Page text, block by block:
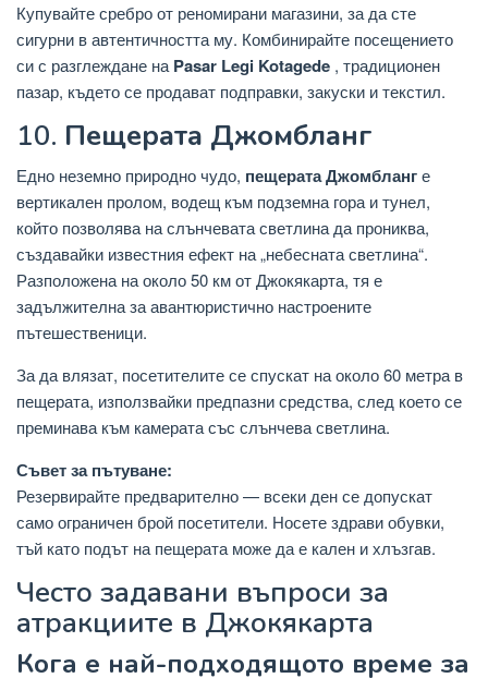
Купувайте сребро от реномирани магазини, за да сте
сигурни в автентичността му. Комбинирайте посещението
си с разглеждане на Pasar Legi Kotagede , традиционен
пазар, където се продават подправки, закуски и текстил.
10. Пещерата Джомбланг
Едно неземно природно чудо, пещерата Джомбланге
вертикален пролом, водещ към подземна гора и тунел,
който позволява на слънчевата светлина да прониква,
създавайки известния ефект на „небесната светлина“.
Разположена на около 50 км от Джокякарта, тя е
задължителна за авантюристично настроените
пътешественици.
За да влязат, посетителите се спускат на около 60 метра в
пещерата, използвайки предпазни средства, след което се
преминава към камерата със слънчева светлина.
Съвет за пътуване:
Резервирайте предварително — всеки ден се допускат
само ограничен брой посетители. Носете здрави обувки,
тъй като подът на пещерата може да е кален и хлъзгав.
Често задавани въпроси за
атракциите в Джокякарта
Кога е най-подходящото време за